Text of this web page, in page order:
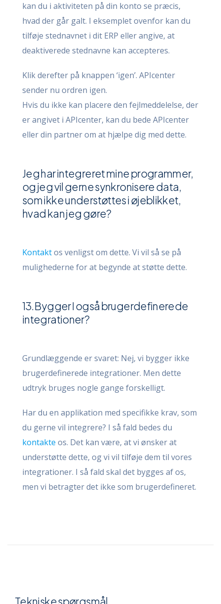
kan du i aktiviteten på din konto se præcis,
hvad der går galt. I eksemplet ovenfor kan du
tilføje stednavnet i dit ERP eller angive, at
deaktiverede stednavne kan accepteres.
Klik derefter på knappen ‘igen’. APIcenter
sender nu ordren igen.
Hvis du ikke kan placere den fejlmeddelelse, der
er angivet i APIcenter, kan du bede APIcenter
eller din partner om at hjælpe dig med dette.
Jeg har integreret mine programmer,
og jeg vil gerne synkronisere data,
som ikke understøttes i øjeblikket,
hvad kan jeg gøre?
Kontaktos venligst om dette. Vi vil så se på
mulighederne for at begynde at støtte dette.
13. Bygger I også brugerdefinerede
integrationer?
Grundlæggende er svaret: Nej, vi bygger ikke
brugerdefinerede integrationer. Men dette
udtryk bruges nogle gange forskelligt.
Har du en applikation med specifikke krav, som
du gerne vil integrere? I så fald bedes du
kontakte os. Det kan være, at vi ønsker at
understøtte dette, og vi vil tilføje dem til vores
integrationer. I så fald skal det bygges af os,
men vi betragter det ikke som brugerdefineret.
Tekniske spørgsmål